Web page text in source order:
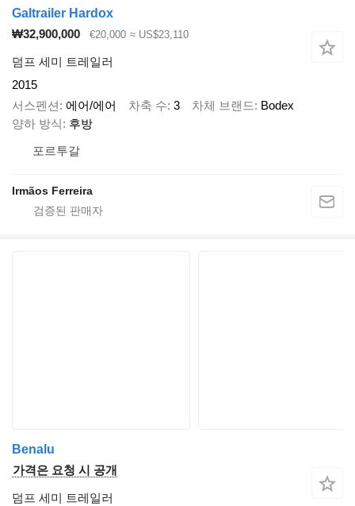
Galtrailer Hardox
₩32,900,000
€20,000 ≈ US$23,110
덤프 세미 트레일러
2015
서스펜션 에어/에어 차축 수 3 차체 브랜드
Bodex
양하 방식
후방
포르투갈
Irmãos Ferreira
Benalu
가격은 요청 시 공개
덤프 세미 트레일러